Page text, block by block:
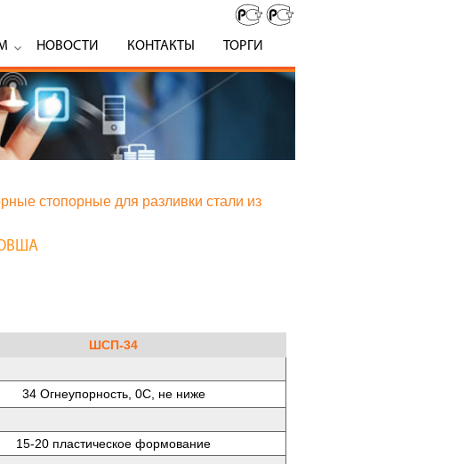
НОВОСТИ КОНТАКТЫ ТОРГИ
стопорные для разливки стали из
ШСП-34
34 Огнеупорность, 0С, не ниже
15-20 пластическое формование